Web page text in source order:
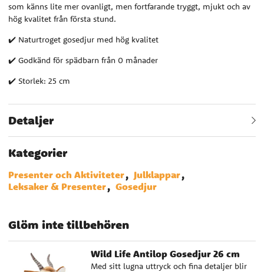
som känns lite mer ovanligt, men fortfarande tryggt, mjukt och av
hög kvalitet från första stund.
✔️ Naturtroget gosedjur med hög kvalitet
✔️ Godkänd för spädbarn från 0 månader
✔️ Storlek: 25 cm
Detaljer
Kategorier
Presenter och Aktiviteter
Julklappar
Leksaker & Presenter
Gosedjur
Glöm inte tillbehören
Wild Life Antilop Gosedjur 26 cm
Med sitt lugna uttryck och fina detaljer blir